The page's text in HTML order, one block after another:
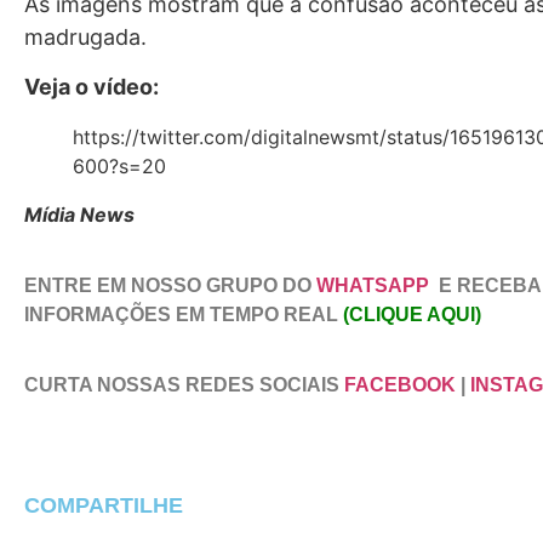
madrugada.
Veja o vídeo:
https://twitter.com/digitalnewsmt/status/
600?s=20
Mídia News
ENTRE EM NOSSO GRUPO DO WHATSAPP
E RECEBA
INFORMAÇÕES EM TEMPO REAL (CLIQUE AQUI)
CURTA NOSSAS REDES SOCIAIS FACEBOOK
COMPARTILHE